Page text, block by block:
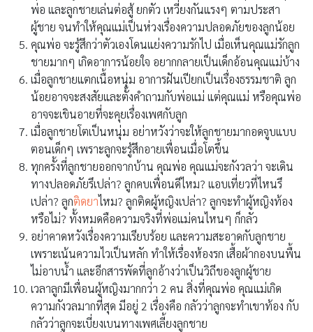
พ่อ และลูกชายเล่นต่อสู้ ยกตัว เหวี่ยงกันแรงๆ ตามประสา
ผู้ชาย จนทำให้คุณแม่เป็นห่วงเรื่องความปลอดภัยของลูกน้อย
คุณพ่อ จะรู้สึกว่าตัวเองโดนแย่งความรักไป เมื่อเห็นคุณแม่รักลูก
ชายมากๆ เกิดอาการน้อยใจ อยากกลายเป็นเด็กอ้อนคุณแม่บ้าง
เมื่อลูกชายแตกเนื้อหนุ่ม อาการฝันเปียกเป็นเรื่องธรรมชาติ ลูก
น้อยอาจจะสงสัยและตั้งคำถามกับพ่อแม่ แต่คุณแม่ หรือคุณพ่อ
อาจจะเขินอายที่จะคุยเรื่องเพศกับลูก
เมื่อลูกชายโตเป็นหนุ่ม อย่าหวังว่าจะให้ลูกชายมากอดจูบแบบ
ตอนเด็กๆ เพราะลูกจะรู้สึกอายเพื่อนเมื่อโตขึ้น
ทุกครั้งที่ลูกชายออกจากบ้าน คุณพ่อ คุณแม่จะกังวลว่า จะเดิน
ทางปลอดภัยรึเปล่า? ลูกคบเพื่อนดีไหม? แอบเที่ยวที่ไหนรึ
เปล่า? ลูกติดยาไหม? ลูกติดผู้หญิงเปล่า? ลูกจะทำผู้หญิงท้อง
หรือไม่? ทั้งหมดคือความจริงที่พ่อแม่คนไหนๆ ก็กลัว
อย่าคาดหวังเรื่องความเรียบร้อย และความสะอาดกับลูกชาย
เพราะเน้นความไวเป็นหลัก ทำให้เรื่องห้องรก เสื้อผ้ากองบนพื้น
ไม่อาบน้ำ และอีกสารพัดที่ลูกอ้างว่าเป็นวิถีของลูกผู้ชาย
เวลาลูกมีเพื่อนผู้หญิงมากกว่า 2 คน สิ่งที่คุณพ่อ คุณแม่เกิด
ความกังวลมากที่สุด มีอยู่ 2 เรื่องคือ กลัวว่าลูกจะทำเขาท้อง กับ
กลัวว่าลูกจะเบี่ยงเบนทางเพศเลี้ยงลูกชาย